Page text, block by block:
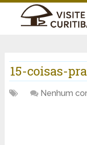
15-coisas-
Nenhum